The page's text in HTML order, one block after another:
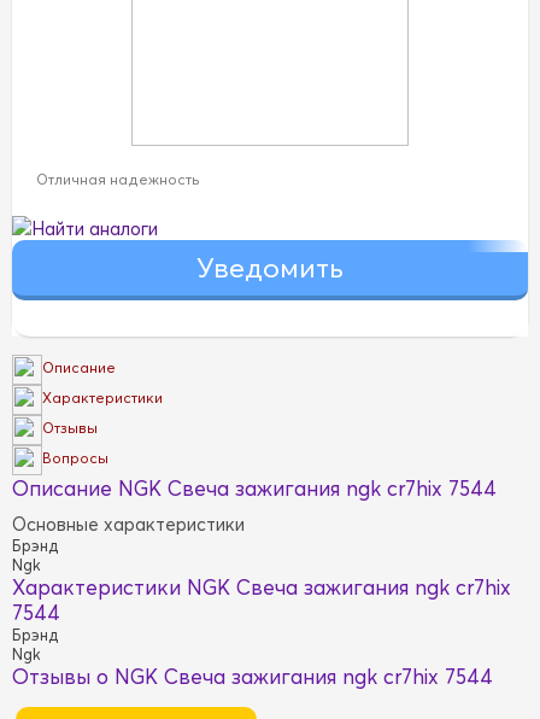
Отличная надежность
Найти аналоги
Описание
Характеристики
Отзывы
Вопросы
Описание NGK Свеча зажигания ngk cr7hix 7544
Основные характеристики
Брэнд
Ngk
Характеристики NGK Свеча зажигания ngk cr7hix
7544
Брэнд
Ngk
Отзывы о NGK Свеча зажигания ngk cr7hix 7544